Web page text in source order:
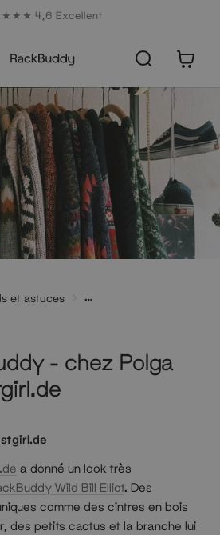
à partir de €15
et astuces
- chez Polga
a donné un look très
Wild Bill Elliot. Des
comme des cintres en bois
des petits cactus et la branche lui